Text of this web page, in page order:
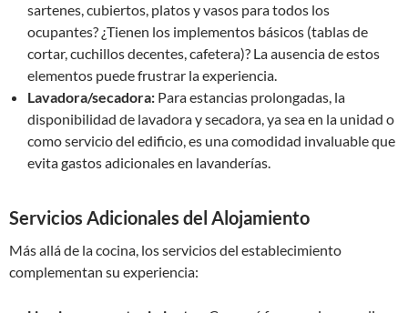
sartenes, cubiertos, platos y vasos para todos los
ocupantes? ¿Tienen los implementos básicos (tablas de
cortar, cuchillos decentes, cafetera)? La ausencia de estos
elementos puede frustrar la experiencia.
Lavadora/secadora: Para estancias prolongadas, la
disponibilidad de lavadora y secadora, ya sea en la unidad o
como servicio del edificio, es una comodidad invaluable que
evita gastos adicionales en lavanderías.
Servicios Adicionales del Alojamiento
Más allá de la cocina, los servicios del establecimiento
complementan su experiencia: